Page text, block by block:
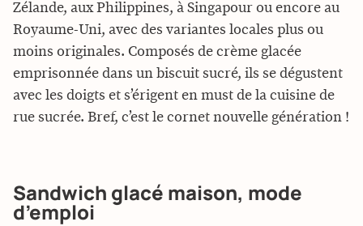
Zélande, aux Philippines, à Singapour ou encore au
Royaume-Uni, avec des variantes locales plus ou
moins originales. Composés de crème glacée
emprisonnée dans un biscuit sucré, ils se dégustent
avec les doigts et s’érigent en must de la cuisine de
rue sucrée. Bref, c’est le cornet nouvelle génération !
Sandwich glacé maison, mode
d’emploi